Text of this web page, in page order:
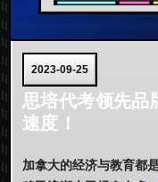
2023-09-25
思培代考领先品
速度！
加拿大的经济与教育都